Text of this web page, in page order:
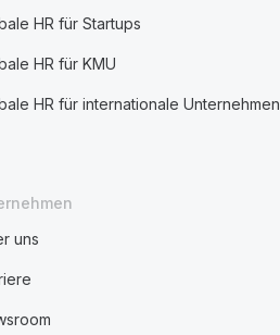
HR für Startups
HR für KMU
HR für internationale Unternehmen
uns